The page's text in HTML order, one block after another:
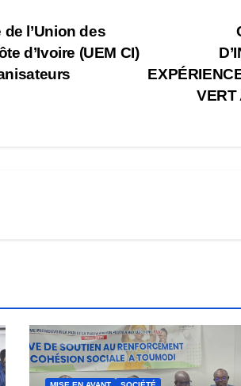
VERT
l’Union des
d’Ivoire (UEM CI)